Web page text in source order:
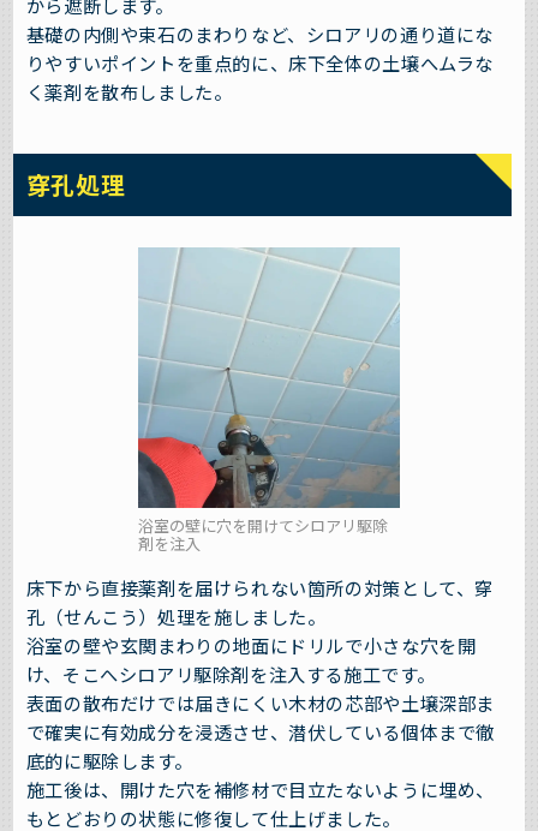
基礎の内側や束石のまわりなど、シロアリの通り道にな
りやすいポイントを重点的に、床下全体の土壌へムラな
く薬剤を散布しました。
穿孔処理
浴室の壁に穴を開けてシロアリ駆除
剤を注入
床下から直接薬剤を届けられない箇所の対策として、穿
孔（せんこう）処理を施しました。
浴室の壁や玄関まわりの地面にドリルで小さな穴を開
け、そこへシロアリ駆除剤を注入する施工です。
表面の散布だけでは届きにくい木材の芯部や土壌深部ま
で確実に有効成分を浸透させ、潜伏している個体まで徹
底的に駆除します。
施工後は、開けた穴を補修材で目立たないように埋め、
もとどおりの状態に修復して仕上げました。